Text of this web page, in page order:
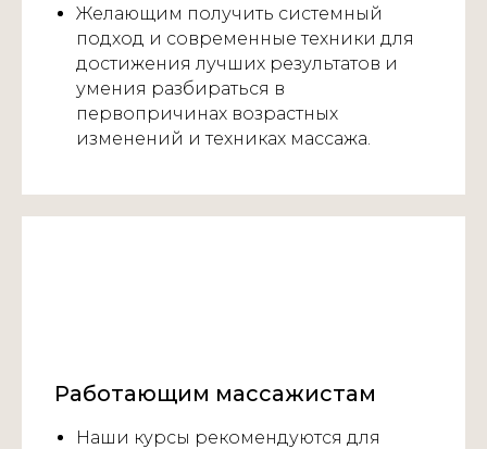
Желающим получить системный
подход и современные техники для
достижения лучших результатов и
умения разбираться в
первопричинах возрастных
изменений и техниках массажа.
Работающим массажистам
Наши курсы рекомендуются для